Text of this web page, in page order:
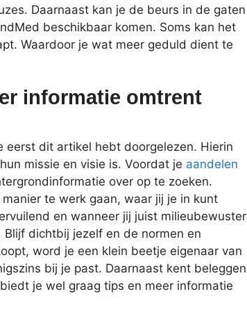
Daarnaast kan je de beurs in de gaten
beschikbaar komen. Soms kan het
Waardoor je wat meer geduld dient te
informatie omtrent
eerst dit artikel hebt doorgelezen. Hierin
missie en visie is. Voordat je aandelen
over op te zoeken.
te werk gaan, waar jij je in kunt
en wanneer jij juist milieubewuster
dichtbij jezelf en de normen en
word je een klein beetje eigenaar van
bij je past. Daarnaast kent beleggen
je wel graag tips en meer informatie